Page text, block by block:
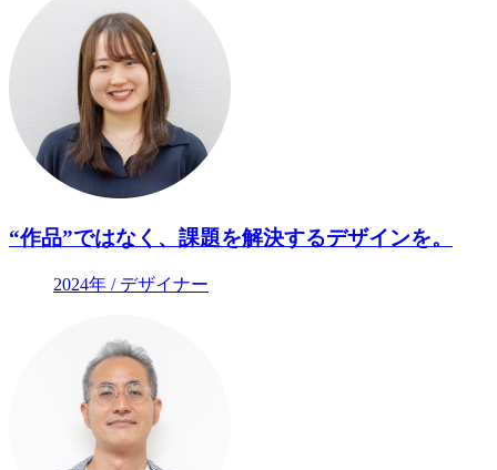
“作品”ではなく、課題を解決するデザインを。
2024年 / デザイナー